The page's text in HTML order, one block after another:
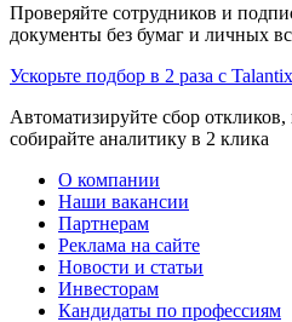
Проверяйте сотрудников и
документы без бумаг и личных
Ускорьте подбор в 2 раза с Talantix
Автоматизируйте сбор откликов,
собирайте аналитику в 2 клика
О компании
Наши вакансии
Партнерам
Реклама на сайте
Новости и статьи
Инвесторам
Кандидаты по профессиям